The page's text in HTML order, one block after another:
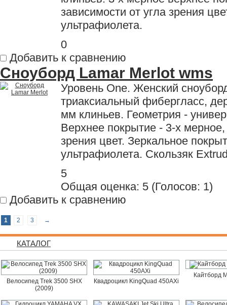
зависимости от угла зрения
ультрафиолета.
0
Добавить к сравнению
Сноуборд Lamar Merlot wms
Уровень One. Женский
триаксиальный фибергласс,
мм клиньев. Геометрия -
Верхнее покрытие - 3-х
зрения цвет. Зеркальное
ультрафиолета. Скользяк
5
Общая оценка: 5 (Голосов: 1)
Добавить к сравнению
1 2 3 →
КАТАЛОГ
Велосипед Trek 3500 SHX
(2009)
Квадроцикл KingQuad 450AXi
Кайтборд